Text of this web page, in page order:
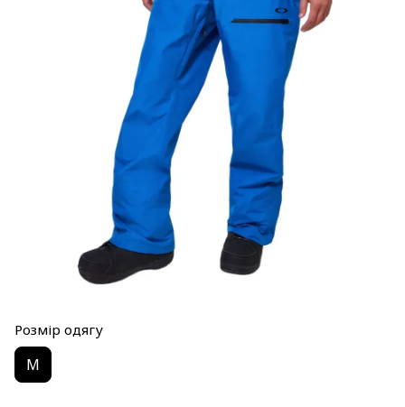
Розмір одягу
M